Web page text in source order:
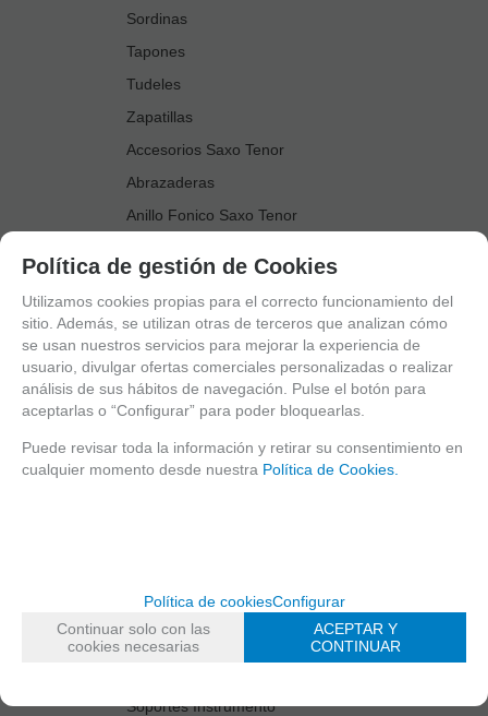
Sordinas
Tapones
Tudeles
Zapatillas
Accesorios Saxo Tenor
Abrazaderas
Anillo Fonico Saxo Tenor
Boquillas
Boquilleros
Cañas
Cortacañas
Deflector Saxo Tenor
Estuches Guardacañas
Limpiadores
Protectores Boquilla
Soportes Instrumento
Política de gestión de Cookies
Utilizamos cookies propias para el correcto funcionamiento del
sitio. Además, se utilizan otras de terceros que analizan cómo
se usan nuestros servicios para mejorar la experiencia de
usuario, divulgar ofertas comerciales personalizadas o realizar
análisis de sus hábitos de navegación. Pulse el botón para
aceptarlas o “Configurar” para poder bloquearlas.
Puede revisar toda la información y retirar su consentimiento en
cualquier momento desde nuestra Política de Cookies.
Política de cookiesConfigurar
Continuar solo con las
cookies necesarias
ACEPTAR Y
CONTINUAR